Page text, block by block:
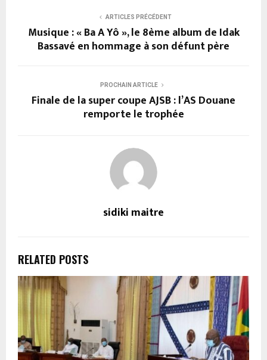
ARTICLES PRÉCÉDENT
Musique : « Ba A Yô », le 8ème album de Idak
Bassavé en hommage à son défunt père
PROCHAIN ARTICLE
Finale de la super coupe AJSB : l’AS Douane
remporte le trophée
sidiki maitre
RELATED POSTS